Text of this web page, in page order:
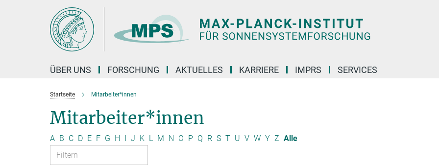
ÜBER UNS FORSCHUNG AKTUELLES KARRIERE IMPRS SERVICES
Startseite Mitarbeiter*innen
Mitarbeiter*innen
A B C D E F G H I J K L M N O P Q R S T U V W Y Z Alle